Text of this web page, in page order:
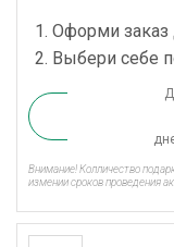
Оформи заказ
Выбери себе
Внимание! Колличество
измении сроков проведения